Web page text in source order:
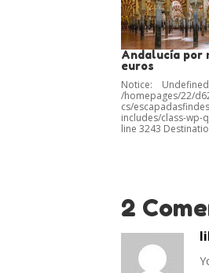
Andalucía por
euros
Notice:
/homepages/22/
cs/
includes/class-
line 3243
2